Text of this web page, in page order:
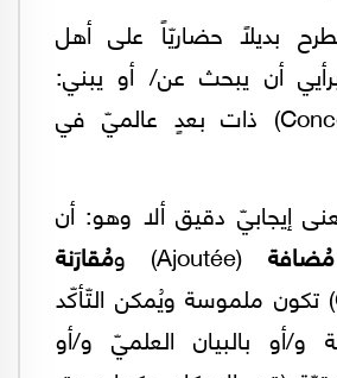
بديلاً حضاريّاً على أهل
أن يبحث عن/ أو يبني:
(Concepts) ذات بعدٍ عالميّ في
إيجابيّ دقيق ألا وهو: أن
(Ajoutée) و
مُقارَنة
(Comparative) تكون ملموسة ويُمكن التّأكّد
و/أو بالبيان العلميّ و/أو